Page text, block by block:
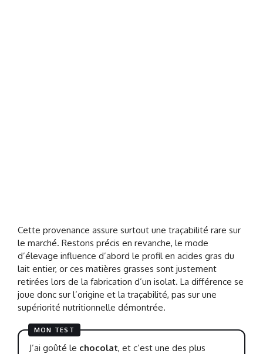
Cette provenance assure surtout une traçabilité rare sur
le marché. Restons précis en revanche, le mode
d’élevage influence d’abord le profil en acides gras du
lait entier, or ces matières grasses sont justement
retirées lors de la fabrication d’un isolat. La différence se
joue donc sur l’origine et la traçabilité, pas sur une
supériorité nutritionnelle démontrée.
MON TEST
J’ai goûté le chocolat, et c’est une des plus